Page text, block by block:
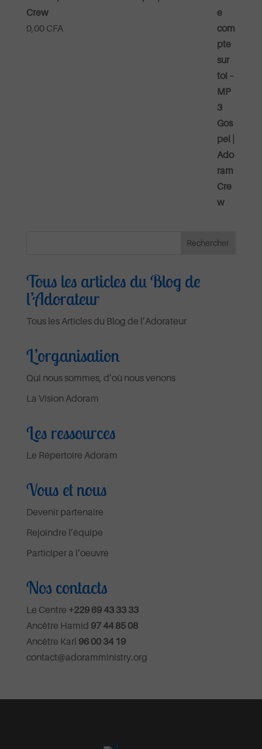
Crew
0,00 CFA
Tous les articles du Blog de
l’Adorateur
Tous les Articles du Blog de l’Adorateur
L’organisation
Qui nous sommes, d’où nous venons
La Vision Adoram
Les ressources
Le Répertoire Adoram
Vous et nous
Devenir partenaire
Rejoindre l’équipe
Participer à l’oeuvre
Nos contacts
Le Centre +229 69 43 33 33
Ancêtre Hamid 97 44 85 08
Ancêtre Karl 96 00 34 19
contact@adoramministry.org